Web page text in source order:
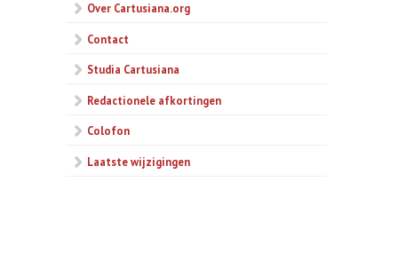
Over Cartusiana.org
Contact
Studia Cartusiana
Redactionele afkortingen
Colofon
Laatste wijzigingen